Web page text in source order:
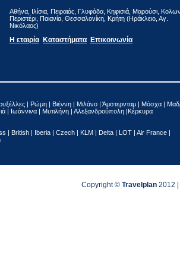
Αθήνα, Ιλίσια, Πειραιάς, Γλυφάδα, Κηφισιά, Μαρούσι,
Περιστέρι, Παιανία, Θεσσαλονίκη, Κρήτη (Ηράκλειο, Αγ.
Νικόλαος)
Η εταιρία Καταστήματα Επικοινωνία
| Ρώμη | Βιέννη | Μιλάνο | Άμστερνταμ | Μόσχα |
| Ιωάννινα | Μυτιλήνη | Αλεξανδρούπολη |Κέρκυρα
| British | Iberia | Czech | KLM | Delta | LOT | Air France |
Copyright © Travelplan 2012 |